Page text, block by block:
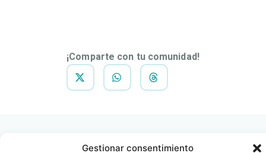
Gestionar consentimiento
¡Comparte con tu comunidad!